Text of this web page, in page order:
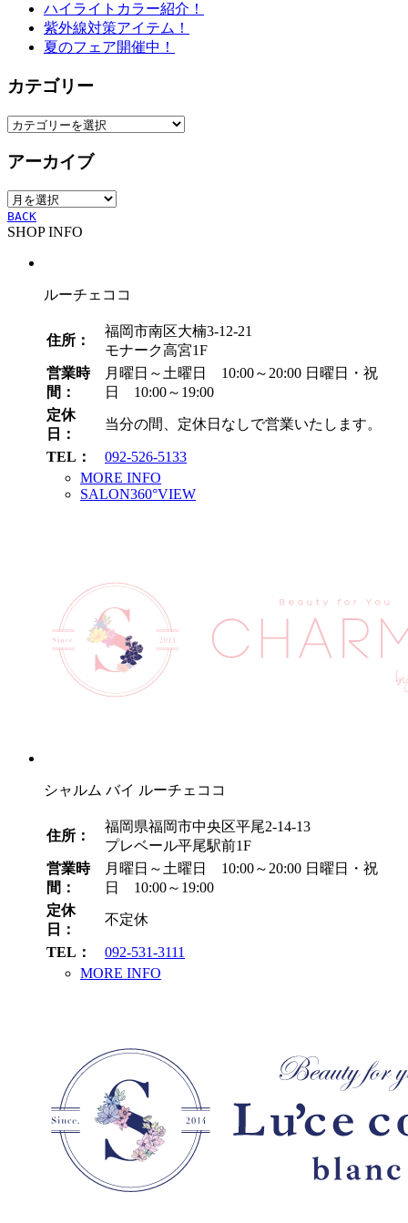
ハイライトカラー紹介！
紫外線対策アイテム！
夏のフェア開催中！
カテゴリー
カ
ゴ
ー
アーカイブ
ア
ー
カ
BACK
SHOP INFO
ルーチェココ
住所：
福岡市南区大楠3-12-21
モナーク高宮1F
営業時
間：
月曜日～土曜日 10:00～20:00 日曜日・祝
日 10:00～19:00
定休
日：
当分の間、定休日なしで営業いたします。
TEL：
092-526-5133
MORE INFO
SALON360°VIEW
シャルム バイ ルーチェココ
住所：
福岡県福岡市中央区平尾2-14-13
プレベール平尾駅前1F
営業時
間：
月曜日～土曜日 10:00～20:00 日曜日・祝
日 10:00～19:00
定休
日：
不定休
TEL：
092-531-3111
MORE INFO